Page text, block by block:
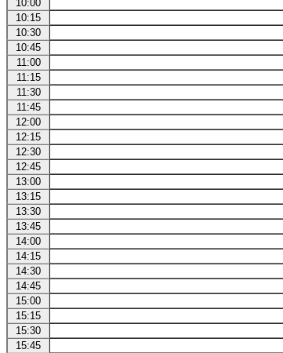
10:00
10:15
10:30
10:45
11:00
11:15
11:30
11:45
12:00
12:15
12:30
12:45
13:00
13:15
13:30
13:45
14:00
14:15
14:30
14:45
15:00
15:15
15:30
15:45